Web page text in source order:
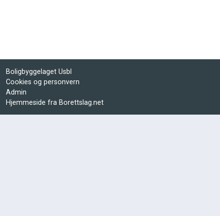
Boligbyggelaget Usbl
Cookies og personvern
Admin
Hjemmeside fra Borettslag.net